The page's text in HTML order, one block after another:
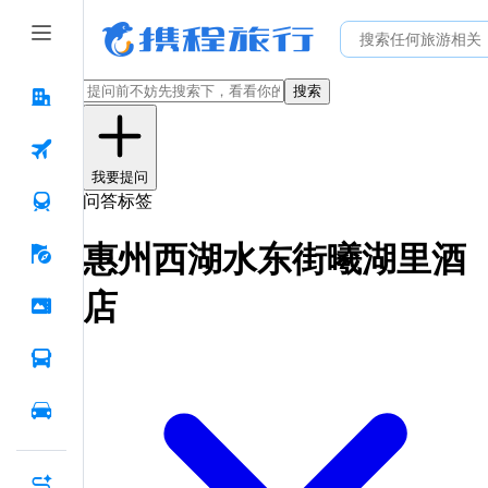
搜索
我要提问
问答标签
惠州西湖水东街曦湖里酒
店